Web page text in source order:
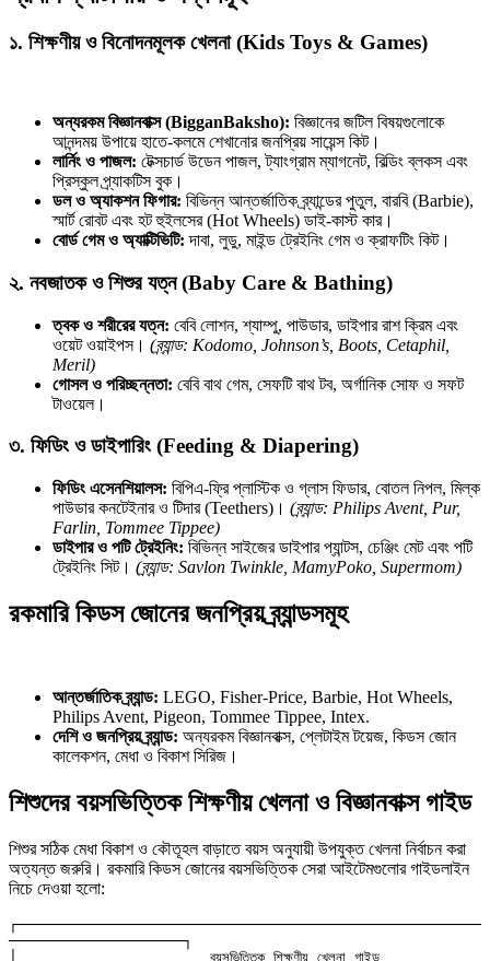
১. শিক্ষণীয় ও বিনোদনমূলক খেলনা (Kids Toys & Games)
অন্যরকম বিজ্ঞানবাক্স (BigganBaksho): বিজ্ঞানের জটিল বিষয়গুলোকে
আনন্দময় উপায়ে হাতে-কলমে শেখানোর জনপ্রিয় সায়েন্স কিট।
লার্নিং ও পাজল: টেক্সচার্ড উডেন পাজল, ট্যাংগ্রাম ম্যাগনেট, বিল্ডিং ব্লকস এবং
প্রিস্কুল প্র্যাকটিস বুক।
ডল ও অ্যাকশন ফিগার: বিভিন্ন আন্তর্জাতিক ব্র্যান্ডের পুতুল, বারবি (Barbie),
স্মার্ট রোবট এবং হট হুইলসের (Hot Wheels) ডাই-কাস্ট কার।
বোর্ড গেম ও অ্যাক্টিভিটি: দাবা, লুডু, মাইন্ড ট্রেইনিং গেম ও ক্রাফটিং কিট।
২. নবজাতক ও শিশুর যত্ন (Baby Care & Bathing)
ত্বক ও শরীরের যত্ন: বেবি লোশন, শ্যাম্পু, পাউডার, ডাইপার রাশ ক্রিম এবং
ওয়েট ওয়াইপস। (ব্র্যান্ড: Kodomo, Johnson’s, Boots, Cetaphil,
Meril)
গোসল ও পরিচ্ছন্নতা: বেবি বাথ গেম, সেফটি বাথ টব, অর্গানিক সোফ ও সফট
টাওয়েল।
৩. ফিডিং ও ডাইপারিং (Feeding & Diapering)
ফিডিং এসেনশিয়ালস: বিপিএ-ফ্রি প্লাস্টিক ও গ্লাস ফিডার, বোতল নিপল, মিল্ক
পাউডার কনটেইনার ও টিদার (Teethers)। (ব্র্যান্ড: Philips Avent, Pur,
Farlin, Tommee Tippee)
ডাইপার ও পটি ট্রেইনিং: বিভিন্ন সাইজের ডাইপার প্যান্টস, চেঞ্জিং মেট এবং পটি
ট্রেইনিং সিট। (ব্র্যান্ড: Savlon Twinkle, MamyPoko, Supermom)
রকমারি কিডস জোনের জনপ্রিয় ব্র্যান্ডসমূহ
আন্তর্জাতিক ব্র্যান্ড: LEGO, Fisher-Price, Barbie, Hot Wheels,
Philips Avent, Pigeon, Tommee Tippee, Intex.
দেশি ও জনপ্রিয় ব্র্যান্ড: অন্যরকম বিজ্ঞানবাক্স, প্লেটাইম টয়েজ, কিডস জোন
কালেকশন, মেধা ও বিকাশ সিরিজ।
শিশুদের বয়সভিত্তিক শিক্ষণীয় খেলনা ও বিজ্ঞানবাক্স গাইড
শিশুর সঠিক মেধা বিকাশ ও কৌতূহল বাড়াতে বয়স অনুযায়ী উপযুক্ত খেলনা নির্বাচন করা
অত্যন্ত জরুরি। রকমারি কিডস জোনের বয়সভিত্তিক সেরা আইটেমগুলোর গাইডলাইন
নিচে দেওয়া হলো:
┌─────────────────────────────────────────────────────
────────────────────┐
│                      বয়সভিত্তিক শিক্ষণীয় খেলনা গাইড